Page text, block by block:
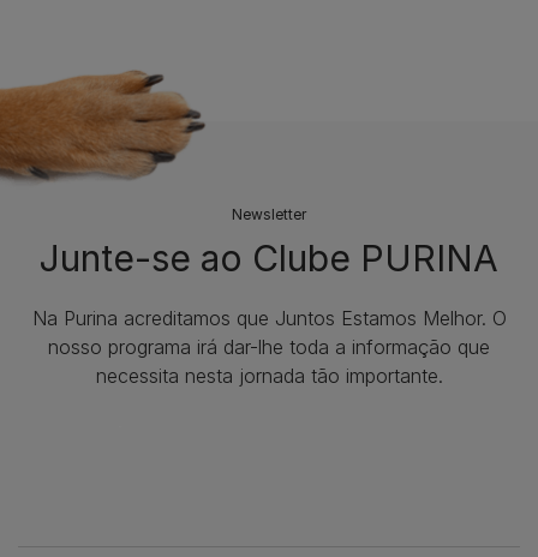
Newsletter
Junte-se ao Clube PURINA
Na Purina acreditamos que Juntos Estamos Melhor. O
nosso programa irá dar-lhe toda a informação que
necessita nesta jornada tão importante.